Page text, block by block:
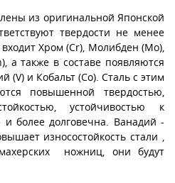
из оригинальной Японской
твердости не менее
Хром (Cr), Молибден (Mo),
а также в составе появляются
(V) и Кобальт (Co). Сталь с этим
повышенной твердостью,
устойчивостью к
и более долговечна. Ванадий -
износостойкость стали ,
ножниц, они будут